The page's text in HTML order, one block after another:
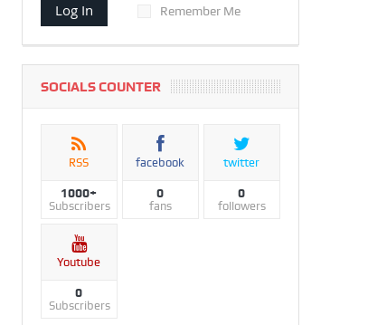
Log In Remember Me
SOCIALS COUNTER
RSS
1000+
Subscribers
facebook
0
fans
twitter
0
followers
Youtube
0
Subscribers